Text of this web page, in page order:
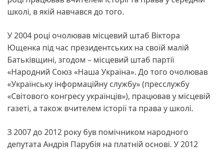
школі, в якій навчався до того.
У 2004 році очолював місцевий штаб Віктора
Ющенка під час президентських на своїй малій
Батьківщині, згодом – місцевий штаб партії
«Народний Союз «Наша Україна». До того очолював
«Українську інформаційну службу» (пресслужбу
«Світового конгресу українців»), працював у місцевій
газеті, а також вчителем історії та права у школі.
З 2007 до 2012 року був помічником народного
депутата Андрія Парубія на платній основі. У 2012